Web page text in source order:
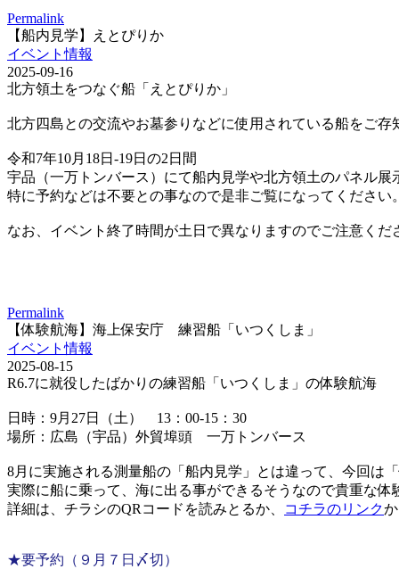
Permalink
【船内見学】えとぴりか
イベント情報
2025-09-16
北方領土をつなぐ船「えとぴりか」
北方四島との交流やお墓参りなどに使用されている船をご存
令和7年10月18日-19日の2日間
宇品（一万トンバース）にて船内見学や北方領土のパネル展
特に予約などは不要との事なので是非ご覧になってください。
なお、イベント終了時間が土日で異なりますのでご注意くだ
Permalink
【体験航海】海上保安庁 練習船「いつくしま」
イベント情報
2025-08-15
R6.7に就役したばかりの練習船「いつくしま」の体験航海
日時：9月27日（土） 13：00-15：30
場所：広島（宇品）外貿埠頭 一万トンバース
8月に実施される測量船の「船内見学」とは違って、今回は「
実際に船に乗って、海に出る事ができるそうなので貴重な体
詳細は、チラシのQRコードを読みとるか、
コチラのリンク
★要予約（９月７日〆切）